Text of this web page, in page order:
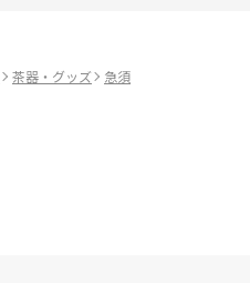
茶器・グッズ
急須